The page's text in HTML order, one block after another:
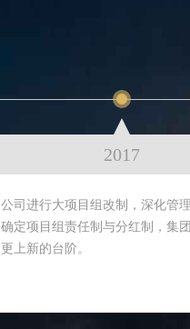
2017
公司进行大项目组改制，深化管
确定项目组责任制与分红制，集
更上新的台阶。